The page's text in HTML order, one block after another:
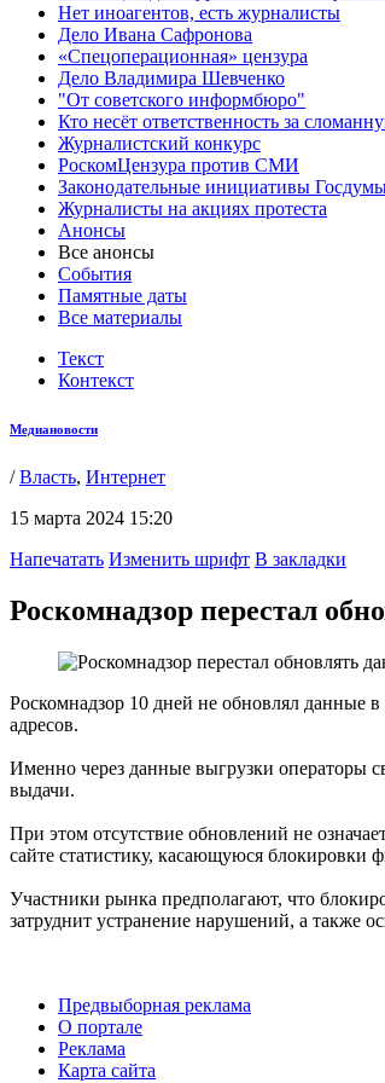
Нет иноагентов, есть журналисты
Дело Ивана Сафронова
«Спецоперационная» цензура
Дело Владимира Шевченко
"От советского информбюро"
Кто несёт ответственность за
Журналистский конкурс
РоскомЦензура против СМИ
Законодательные инициативы
Журналисты на акциях протеста
Анонсы
Все анонсы
События
Памятные даты
Все материалы
Текст
Контекст
Медиановости
/Власть, Интернет
15 марта 2024 15:20
Напечатать Изменить шрифт В закладки
Роскомнадзор перестал
Роскомнадзор 10 дней не обновлял данные
адресов.
Именно через данные выгрузки операторы
выдачи.
При этом отсутствие обновлений не
сайте статистику, касающуюся блокировки
Участники рынка предполагают, что
затруднит устранение нарушений, а также
Предвыборная реклама
О портале
Реклама
Карта сайта